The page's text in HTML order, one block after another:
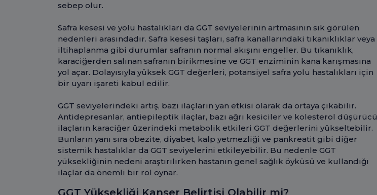
sebep olur.
Safra kesesi ve yolu hastalıkları da GGT seviyelerinin artmasının sık görülen
nedenleri arasındadır. Safra kesesi taşları, safra kanallarındaki tıkanıklıklar veya
iltihaplanma gibi durumlar safranın normal akışını engeller. Bu tıkanıklık,
karaciğerden salınan safranın birikmesine ve GGT enziminin kana karışmasına
yol açar. Dolayısıyla yüksek GGT değerleri, potansiyel safra yolu hastalıkları için
bir uyarı işareti kabul edilir.
GGT seviyelerindeki artış, bazı ilaçların yan etkisi olarak da ortaya çıkabilir.
Antidepresanlar, antiepileptik ilaçlar, bazı ağrı kesiciler ve kolesterol düşürücü
ilaçların karaciğer üzerindeki metabolik etkileri GGT değerlerini yükseltebilir.
Bunların yanı sıra obezite, diyabet, kalp yetmezliği ve pankreatit gibi diğer
sistemik hastalıklar da GGT seviyelerini etkileyebilir. Bu nedenle GGT
yüksekliğinin nedeni araştırılırken hastanın genel sağlık öyküsü ve kullandığı
ilaçlar da önemli bir rol oynar.